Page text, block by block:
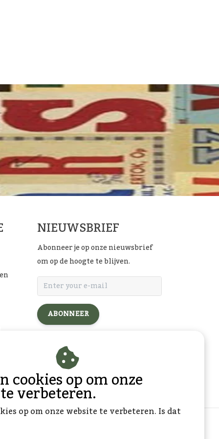
NIEUWSBRIEF
Abonneer je op onze nieuwsbrief
om op de hoogte te blijven.
ABONNEER
cookies op om onze
verbeteren.
op om onze website te verbeteren. Is dat